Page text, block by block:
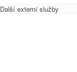
Další externí služby